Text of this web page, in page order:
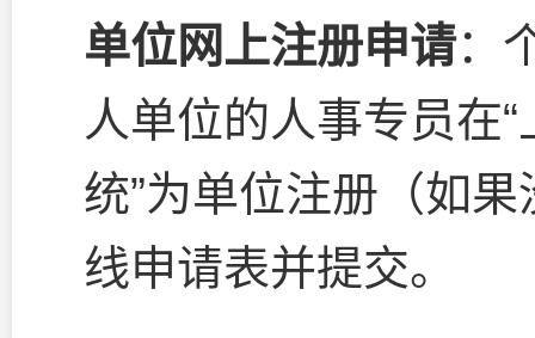
单位网上注册申请：
人单位的人事专员在
统”为单位注册（如
线申请表并提交。